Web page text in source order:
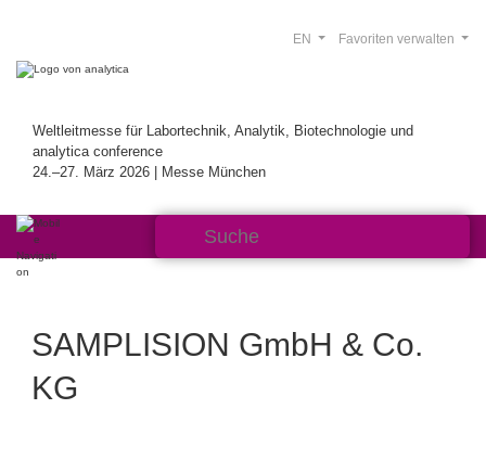
Weltleitmesse für Labortechnik, Analytik, Biotechnologie und
analytica conference
24.–27. März 2026 | Messe München
Favoriten verwalten
EN
SAMPLISION GmbH & Co.
KG